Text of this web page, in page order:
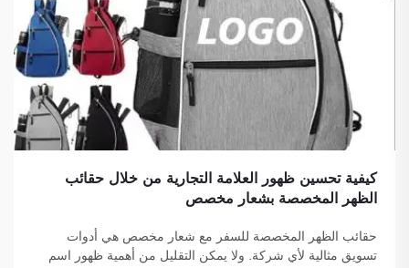
كيفية تحسين ظهور العلامة التجارية من خلال حقائب
الظهر المخصصة بشعار مخصص
حقائب الظهر المخصصة للسفر مع شعار مخصص هي أدوات
تسويق مثالية لأي شركة. ولا يمكن التقليل من أهمية ظهور اسم